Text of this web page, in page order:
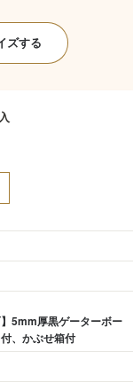
ズする
5mm厚黒ゲーターボー
、かぶせ箱付